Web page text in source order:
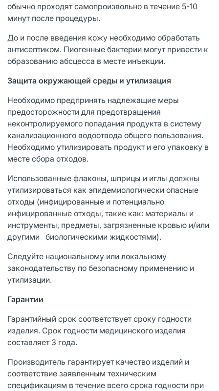
обычно проходят самопроизвольно в течение 5-10
минут после процедуры.
До и после введения кожу необходимо обработать
антисептиком. Пиогенные бактерии могут привести к
образованию абсцесса в месте инъекции.
Защита окружающей среды и утилизация
Необходимо предпринять надлежащие меры
предосторожности для предотвращения
неконтролируемого попадания продукта в систему
канализационного водоотвода общего пользования.
Необходимо утилизировать продукт и его упаковку в
месте сбора отходов.
Использованные флаконы, шприцы и иглы должны
утилизироваться как эпидемиологически опасные
отходы (инфицированные и потенциально
инфицированные отходы, такие как: материалы и
инструменты, предметы, загрязненные кровью и/или
другими биологическими жидкостями).
Следуйте национальному или локальному
законодательству по безопасному применению и
утилизации.
Гарантии
Гарантийный срок соответствует сроку годности
изделия. Срок годности медицинского изделия
составляет 3 года.
Производитель гарантирует качество изделий и
соответствие заявленным техническим
спецификациям в течение всего срока годности при